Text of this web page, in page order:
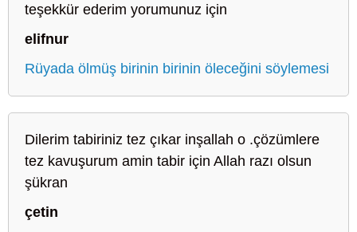
teşekkür ederim yorumunuz için
elifnur
Rüyada ölmüş birinin birinin öleceğini söylemesi
Dilerim tabiriniz tez çıkar inşallah o .çözümlere
tez kavuşurum amin tabir için Allah razı olsun
şükran
çetin